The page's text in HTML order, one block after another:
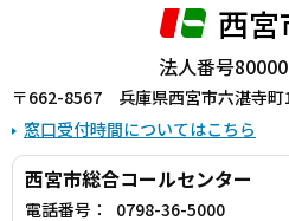
西
法人番号
〒662-8567 兵庫県西宮市六湛寺町
窓口受付時間についてはこちら
西宮市総合コールセンター
電話番号： 0798-36-5000